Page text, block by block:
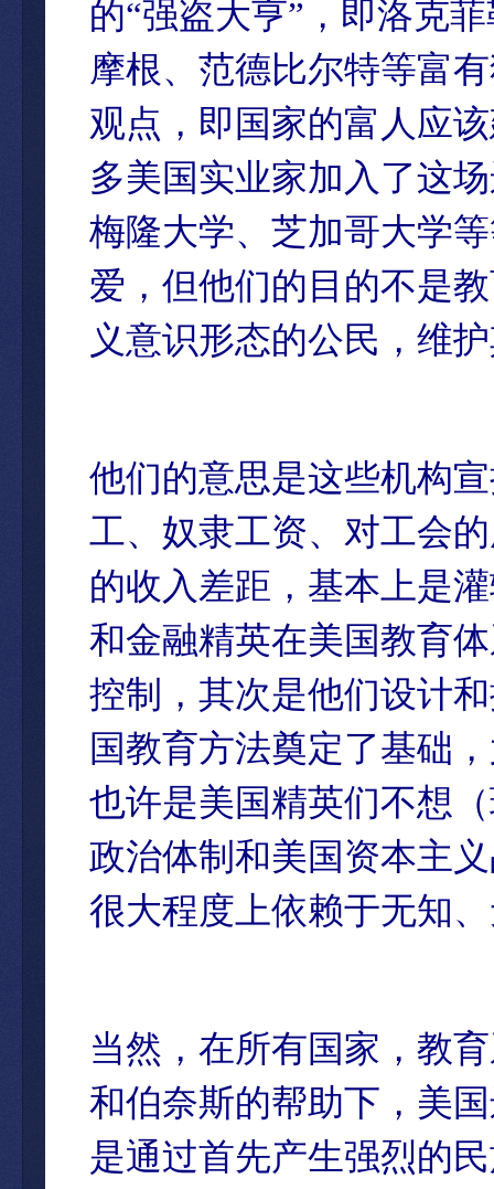
的“强盗大亨”，即洛克
摩根、范德比尔特等富
观点，即国家的富人应
多美国实业家加入了这
梅隆大学、芝加哥大学
爱，但他们的目的不是
义意识形态的公民，维
他们的意思是这些机构
工、奴隶工资、对工会
的收入差距，基本上是
和金融精英在美国教育
控制，其次是他们设计
国教育方法奠定了基础
也许是美国精英们不想
政治体制和美国资本主
很大程度上依赖于无知
当然，在所有国家，教
和伯奈斯的帮助下，美
是通过首先产生强烈的